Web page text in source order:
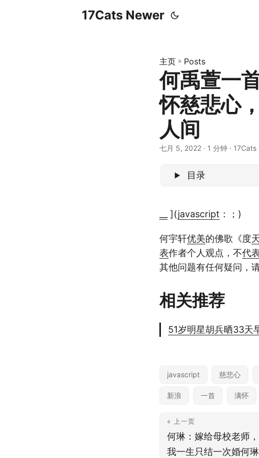
17Cats Newer
主页 » Posts
何禹萱一
怀慈悲心
人间
七月 5, 2022 · 1 分钟 · 17Cats
目录
](javascript ：；)
何宇轩优美的佛歌《度
表作者个人观点，不代
其他问题有任何疑问，
相关推荐
51岁明星胡兵晒33天
javascript 慈悲心
新浪 一首 满怀
« 上一页
何琳：嫁给母校老师
我一生只结一次婚何